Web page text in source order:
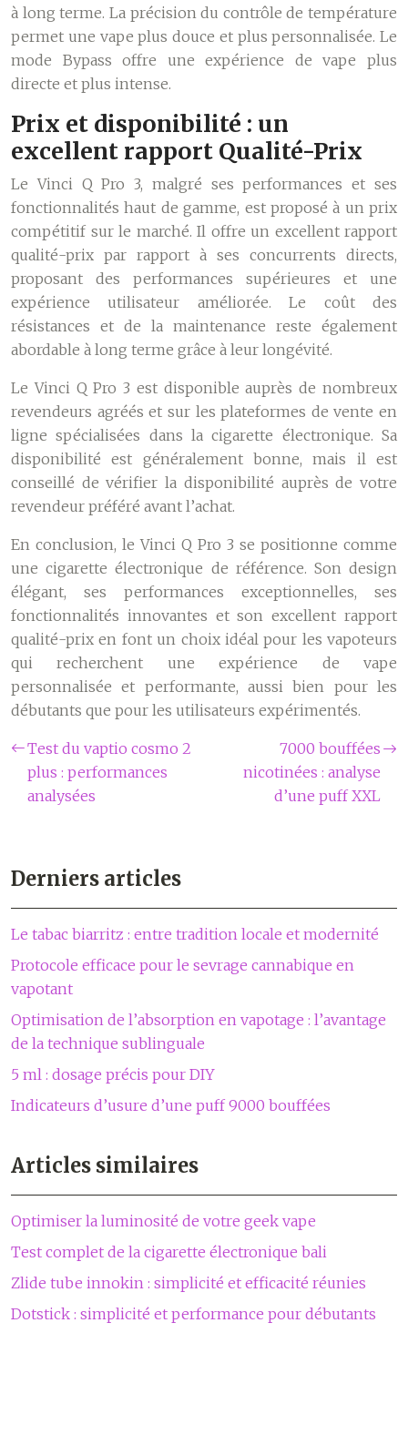
à long terme. La précision du contrôle de température
permet une vape plus douce et plus personnalisée. Le
mode Bypass offre une expérience de vape plus
directe et plus intense.
Prix et disponibilité : un
excellent rapport Qualité-Prix
Le Vinci Q Pro 3, malgré ses performances et ses
fonctionnalités haut de gamme, est proposé à un prix
compétitif sur le marché. Il offre un excellent rapport
qualité-prix par rapport à ses concurrents directs,
proposant des performances supérieures et une
expérience utilisateur améliorée. Le coût des
résistances et de la maintenance reste également
abordable à long terme grâce à leur longévité.
Le Vinci Q Pro 3 est disponible auprès de nombreux
revendeurs agréés et sur les plateformes de vente en
ligne spécialisées dans la cigarette électronique. Sa
disponibilité est généralement bonne, mais il est
conseillé de vérifier la disponibilité auprès de votre
revendeur préféré avant l’achat.
En conclusion, le Vinci Q Pro 3 se positionne comme
une cigarette électronique de référence. Son design
élégant, ses performances exceptionnelles, ses
fonctionnalités innovantes et son excellent rapport
qualité-prix en font un choix idéal pour les vapoteurs
qui recherchent une expérience de vape
personnalisée et performante, aussi bien pour les
débutants que pour les utilisateurs expérimentés.
Test du vaptio cosmo 2
plus : performances
analysées
7000 bouffées
nicotinées : analyse
d’une puff XXL
Derniers articles
Le tabac biarritz : entre tradition locale et modernité
Protocole efficace pour le sevrage cannabique en
vapotant
Optimisation de l’absorption en vapotage : l’avantage
de la technique sublinguale
5 ml : dosage précis pour DIY
Indicateurs d’usure d’une puff 9000 bouffées
Articles similaires
Optimiser la luminosité de votre geek vape
Test complet de la cigarette électronique bali
Zlide tube innokin : simplicité et efficacité réunies
Dotstick : simplicité et performance pour débutants